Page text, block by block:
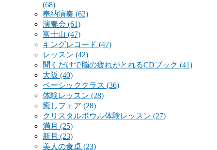
(68)
奉納演奏 (62)
演奏会 (61)
富士山 (47)
キングレコード (47)
レッスン (42)
聞くだけで脳の疲れがとれるCDブック (41)
大阪 (40)
ベーシッククラス (36)
体験レッスン (28)
癒しフェア (28)
クリスタルボウル体験レッスン (27)
満月 (25)
新月 (23)
美人の食卓 (23)